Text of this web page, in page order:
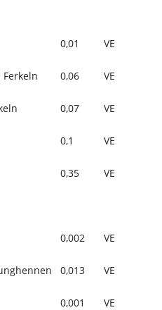
0,01 VE
0,06 VE
0,07 VE
0,1 VE
0,35 VE
0,002 VE
0,013 VE
0,001 VE